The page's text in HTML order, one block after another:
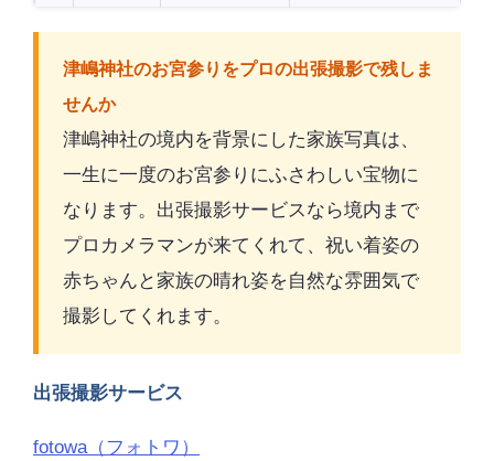
津嶋神社のお宮参りをプロの出張撮影で残しま
せんか
津嶋神社の境内を背景にした家族写真は、
一生に一度のお宮参りにふさわしい宝物に
なります。出張撮影サービスなら境内まで
プロカメラマンが来てくれて、祝い着姿の
赤ちゃんと家族の晴れ姿を自然な雰囲気で
撮影してくれます。
出張撮影サービス
fotowa（フォトワ）